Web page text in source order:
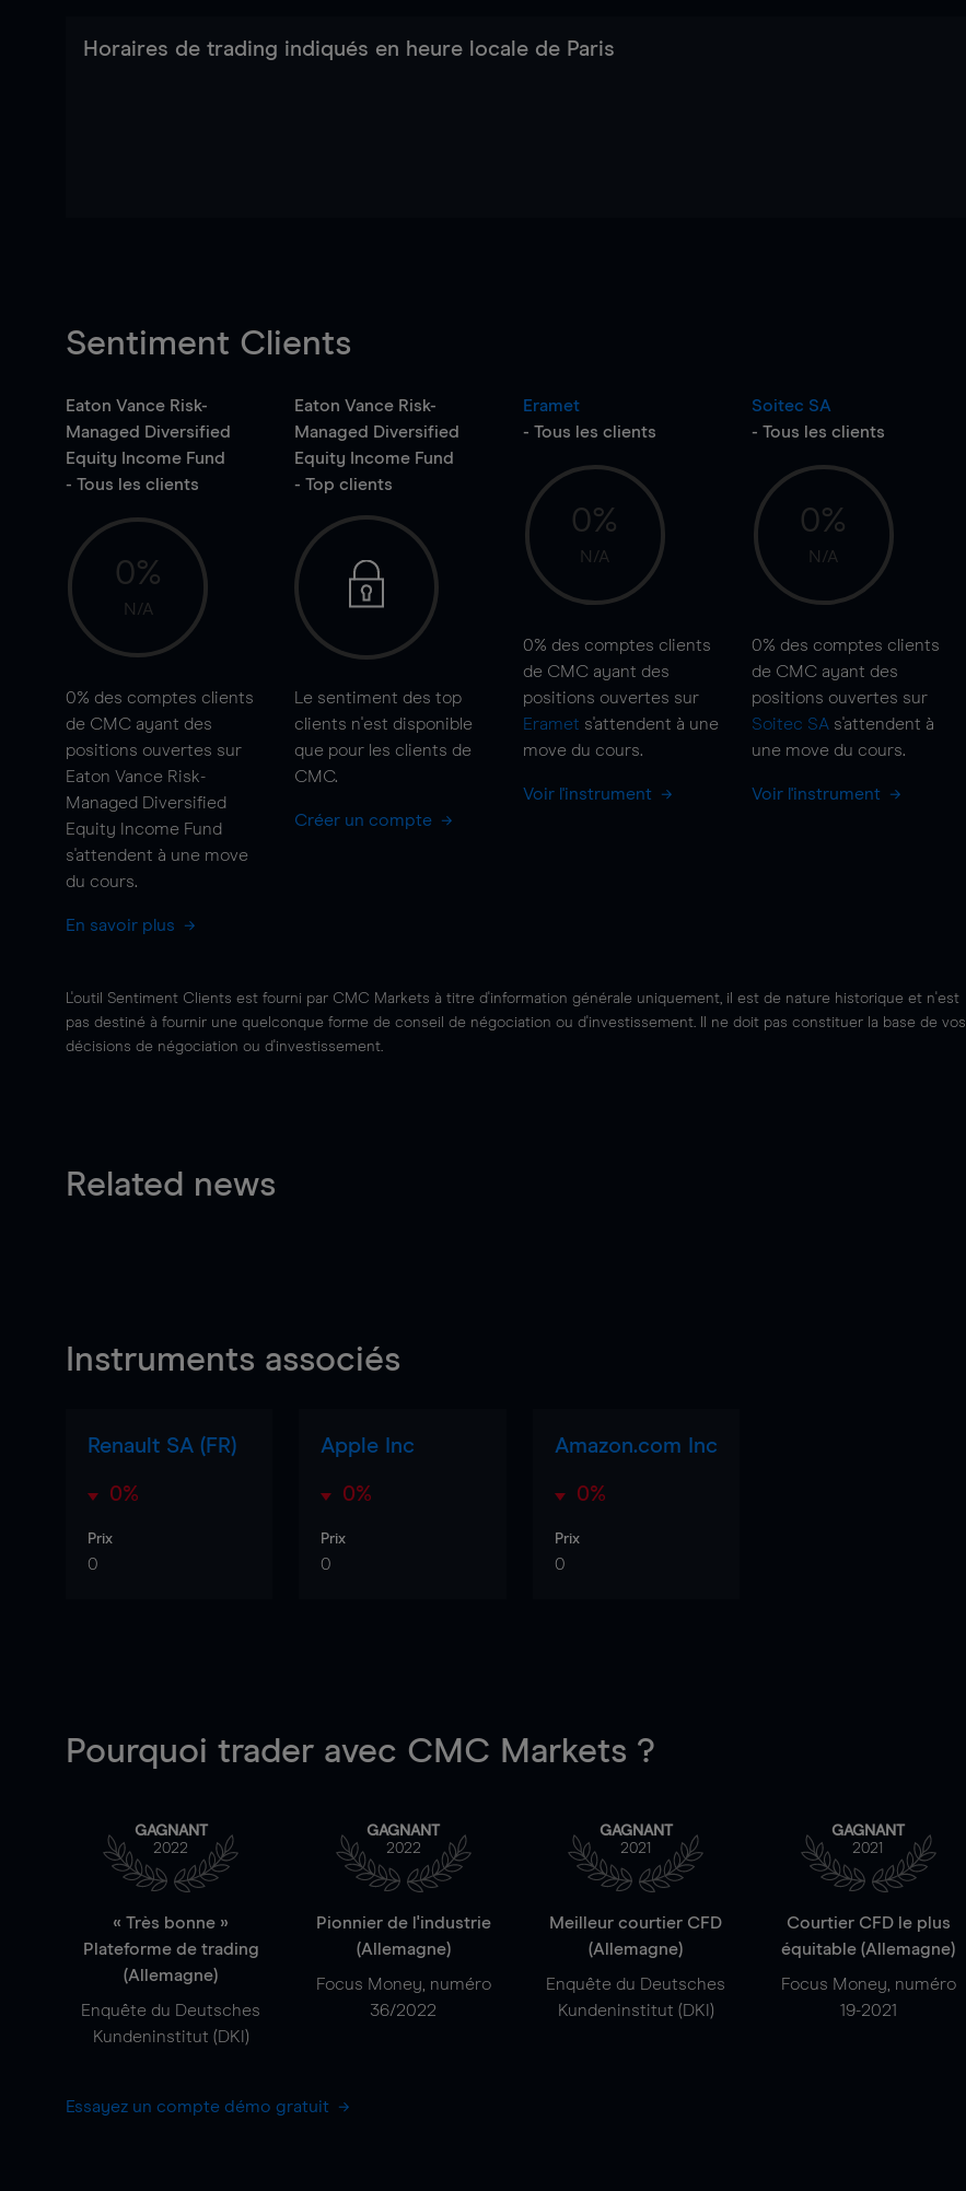
Horaires de trading indiqués en heure locale de Paris
Sentiment Clients
Eaton Vance Risk-
Managed Diversified
Equity Income Fund
- Tous les clients
0%
N/A
0% des comptes clients
de CMC ayant des
positions ouvertes sur
Eaton Vance Risk-
Managed Diversified
Equity Income Fund
s'attendent à une move
du cours.
En savoir plus
Eaton Vance Risk-
Managed Diversified
Equity Income Fund
- Top clients
Le sentiment des top
clients n'est disponible
que pour les clients de
CMC.
Créer un compte
Eramet
- Tous les clients
0%
N/A
0% des comptes clients
de CMC ayant des
positions ouvertes sur
Eramet s'attendent à une
move du cours.
Voir l'instrument
Soitec SA
- Tous les clients
0%
N/A
0% des comptes clients
de CMC ayant des
positions ouvertes sur
Soitec SA s'attendent à
une move du cours.
Voir l'instrument
L'outil Sentiment Clients est fourni par CMC Markets à titre d'information générale uniquement, il est de nature historique et n'est
pas destiné à fournir une quelconque forme de conseil de négociation ou d'investissement. Il ne doit pas constituer la base de vos
décisions de négociation ou d'investissement.
Related news
Instruments associés
Renault SA (FR)
0%
Prix
0
Apple Inc
0%
Prix
0
Amazon.com Inc
0%
Prix
0
Pourquoi trader avec CMC Markets ?
GAGNANT
2022
« Très bonne »
Plateforme de trading
(Allemagne)
Enquête du Deutsches
Kundeninstitut (DKI)
GAGNANT
2022
Pionnier de l'industrie
(Allemagne)
Focus Money, numéro
36/2022
GAGNANT
2021
Meilleur courtier CFD
(Allemagne)
Enquête du Deutsches
Kundeninstitut (DKI)
GAGNANT
2021
Courtier CFD le plus
équitable (Allemagne)
Focus Money, numéro
19-2021
Essayez un compte démo gratuit